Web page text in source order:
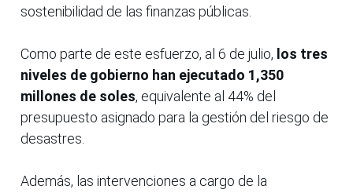
sostenibilidad de las finanzas públicas.
Como parte de este esfuerzo, al 6 de julio, los tres
niveles de gobierno han ejecutado 1,350
millones de soles, equivalente al 44% del
presupuesto asignado para la gestión del riesgo de
desastres.
Además, las intervenciones a cargo de la